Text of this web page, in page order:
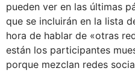
pueden ver en las últimas
que se incluirán en la lista
hora de hablar de «otras
están los participantes
porque mezclan redes